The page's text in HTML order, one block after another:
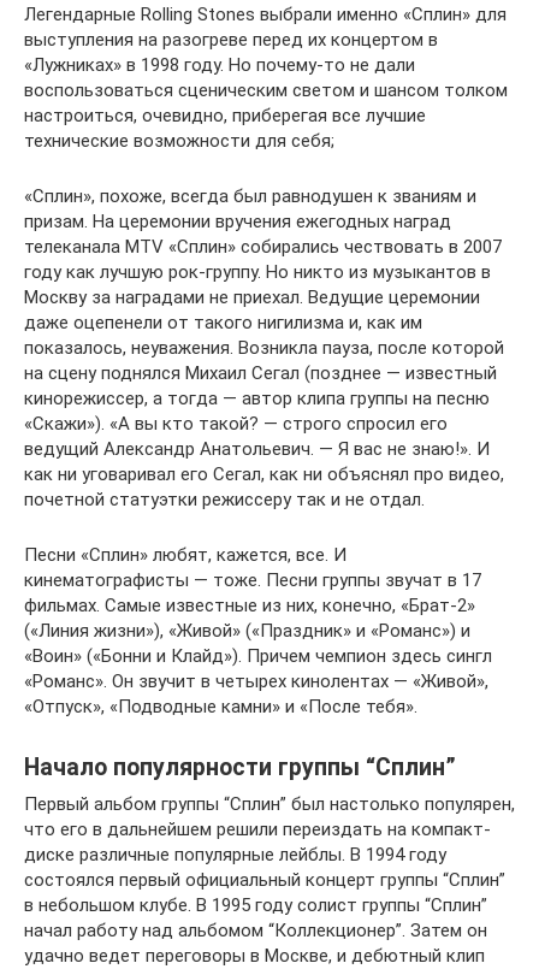
Легендарные Rolling Stones выбрали именно «Сплин» для
выступления на разогреве перед их концертом в
«Лужниках» в 1998 году. Но почему-то не дали
воспользоваться сценическим светом и шансом толком
настроиться, очевидно, приберегая все лучшие
технические возможности для себя;
«Сплин», похоже, всегда был равнодушен к званиям и
призам. На церемонии вручения ежегодных наград
телеканала MTV «Сплин» собирались чествовать в 2007
году как лучшую рок-группу. Но никто из музыкантов в
Москву за наградами не приехал. Ведущие церемонии
даже оцепенели от такого нигилизма и, как им
показалось, неуважения. Возникла пауза, после которой
на сцену поднялся Михаил Сегал (позднее — известный
кинорежиссер, а тогда — автор клипа группы на песню
«Скажи»). «А вы кто такой? — строго спросил его
ведущий Александр Анатольевич. — Я вас не знаю!». И
как ни уговаривал его Сегал, как ни объяснял про видео,
почетной статуэтки режиссеру так и не отдал.
Песни «Сплин» любят, кажется, все. И
кинематографисты — тоже. Песни группы звучат в 17
фильмах. Самые известные из них, конечно, «Брат-2»
(«Линия жизни»), «Живой» («Праздник» и «Романс») и
«Воин» («Бонни и Клайд»). Причем чемпион здесь сингл
«Романс». Он звучит в четырех кинолентах — «Живой»,
«Отпуск», «Подводные камни» и «После тебя».
Начало популярности группы “Сплин”
Первый альбом группы “Сплин” был настолько популярен,
что его в дальнейшем решили переиздать на компакт-
диске различные популярные лейблы. В 1994 году
состоялся первый официальный концерт группы “Сплин”
в небольшом клубе. В 1995 году солист группы “Сплин”
начал работу над альбомом “Коллекционер”. Затем он
удачно ведет переговоры в Москве, и дебютный клип